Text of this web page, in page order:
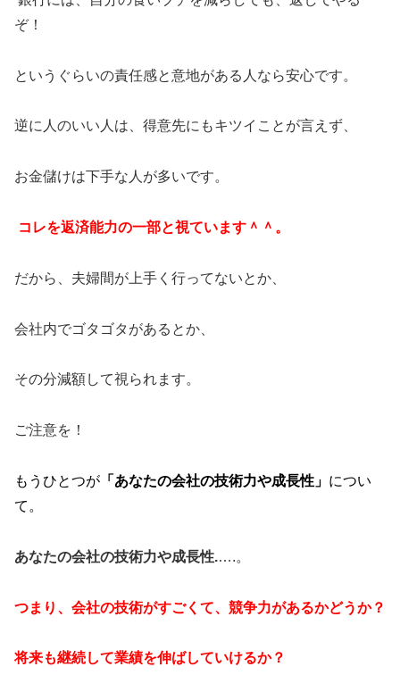
ぞ！
というぐらいの責任感と意地がある人なら安心です。
逆に人のいい人は、得意先にもキツイことが言えず、
お金儲けは下手な人が多いです。
コレを返済能力の一部と視ています＾＾。
だから、夫婦間が上手く行ってないとか、
会社内でゴタゴタがあるとか、
その分減額して視られます。
ご注意を！
もうひとつが 「あなたの会社の技術力や成長性」 につい
て。
あなたの会社の技術力や成長性.….。
つまり、会社の技術がすごくて、競争力があるかどうか？
将来も継続して業績を伸ばしていけるか？